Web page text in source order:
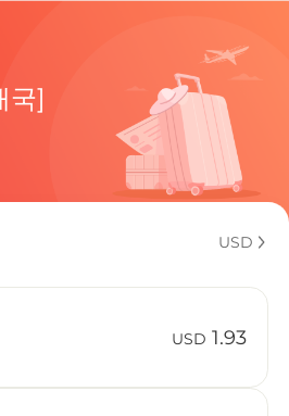
적
을 즐
국]
USD
USD 1.93